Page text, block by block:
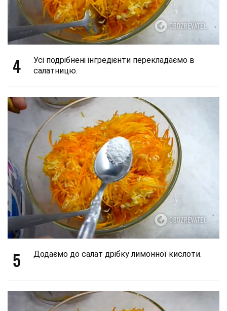
4
Усі подрібнені інгредієнти перекладаємо в
салатницю.
5 Додаємо до салат дрібку лимонної кислоти.